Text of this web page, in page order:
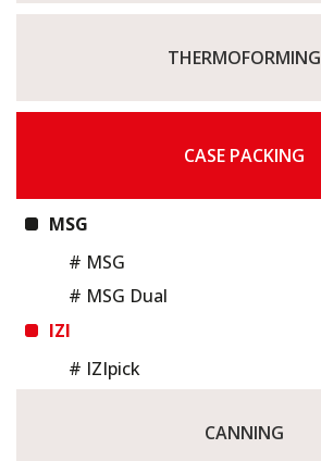
THERMOFORMING
CASE PACKING
MSG
# MSG
# MSG Dual
IZI
# IZIpick
CANNING